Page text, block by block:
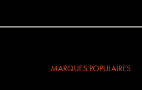
MARQUES POPULAIRES